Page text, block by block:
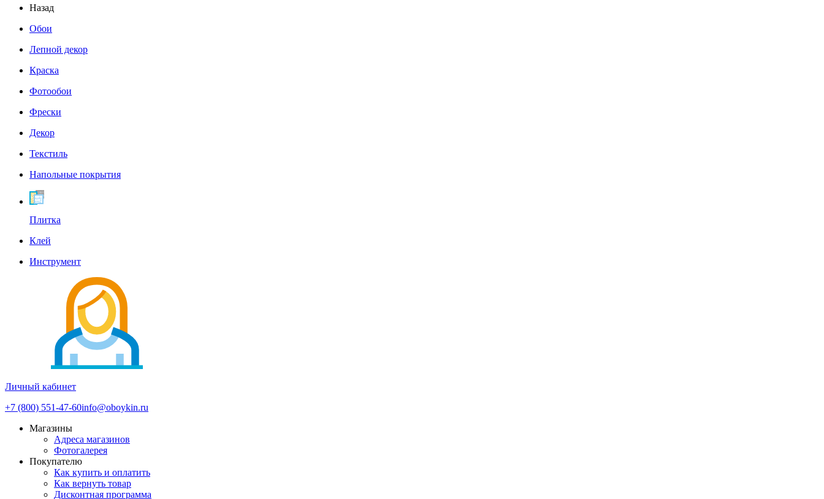
Назад
Обои
Лепной декор
Краска
Фотообои
Фрески
Декор
Текстиль
Напольные покрытия
Плитка
Клей
Инструмент
Личный кабинет
+7 (800) 551-47-60info@oboykin.ru
Магазины
Адреса магазинов
Фотогалерея
Покупателю
Как купить и оплатить
Как вернуть товар
Дисконтная программа